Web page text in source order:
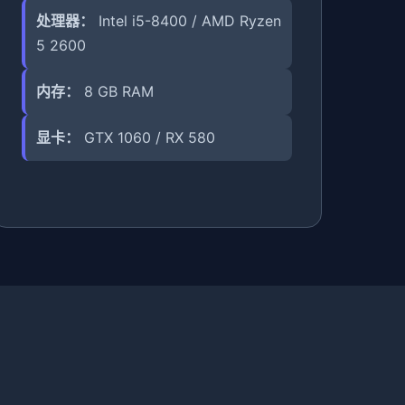
处理器：
Intel i5-8400 / AMD Ryzen
5 2600
内存： 8 GB RAM
显卡： GTX 1060 / RX 580